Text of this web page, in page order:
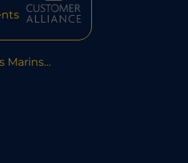
Marins…